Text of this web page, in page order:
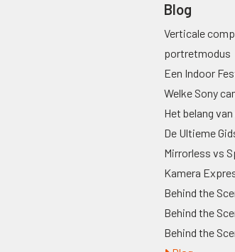
Blog
Verticale
portretmodus
Een Indoor
Welke Sony
Het belang
De Ultieme
Mirrorless vs
Kamera
Behind the
Behind the
Behind the